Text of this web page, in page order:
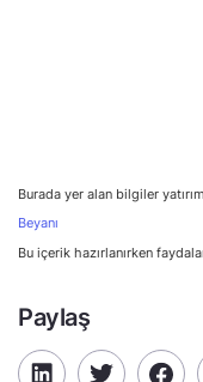
Burada yer alan bilgiler
Beyanı
Bu içerik hazırlanırken
Paylaş